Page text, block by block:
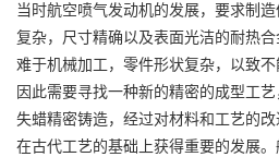
当时航空喷气发动机的发展，要求制
复杂，尺寸精确以及表面光洁的耐热
难于机械加工，零件形状复杂，以致不
因此需要寻找一种新的精密的成型工
失蜡精密铸造，经过对材料和工艺的
在古代工艺的基础上获得重要的发展